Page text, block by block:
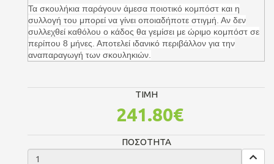
Τα σκουλήκια παράγουν άμεσα ποιοτικό κομπόστ και η
συλλογή του μπορεί να γίνει οποιαδήποτε στιγμή. Αν δεν
συλλεχθεί καθόλου ο κάδος θα γεμίσει με ώριμο κομπόστ σε
περίπου 8 μήνες. Αποτελεί ιδανικό περιβάλλον για την
αναπαραγωγή των σκουληκιών.
TIMH
241.80€
ΠΟΣΟΤΗΤΑ